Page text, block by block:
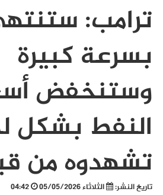
ترامب:
بسرعة كبيرة
وستنخفض
النفط بشكل
تشهدوه من
تاريخ النشر: الثلاثاء 05/05/2026